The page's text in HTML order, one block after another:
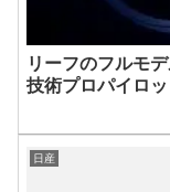
リーフのフルモ
技術プロパイロッ
日産